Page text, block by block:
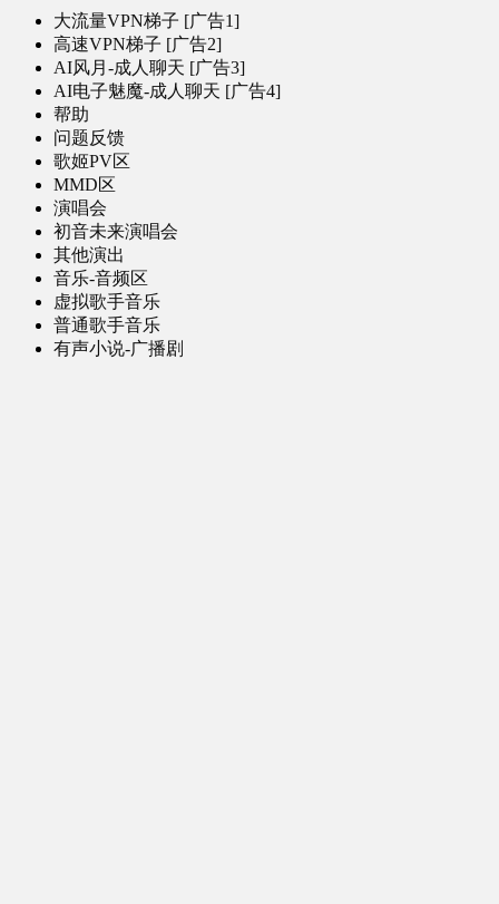
大流量VPN梯子 [广告1]
高速VPN梯子 [广告2]
AI风月-成人聊天 [广告3]
AI电子魅魔-成人聊天 [广告4]
帮助
问题反馈
歌姬PV区
MMD区
演唱会
初音未来演唱会
其他演出
音乐-音频区
虚拟歌手音乐
普通歌手音乐
有声小说-广播剧